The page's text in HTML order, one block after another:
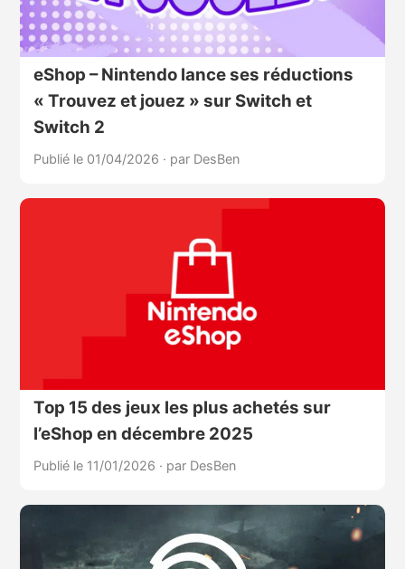
eShop – Nintendo lance ses réductions
« Trouvez et jouez » sur Switch et
Switch 2
Publié le 01/04/2026 · par DesBen
Top 15 des jeux les plus achetés sur
l’eShop en décembre 2025
Publié le 11/01/2026 · par DesBen